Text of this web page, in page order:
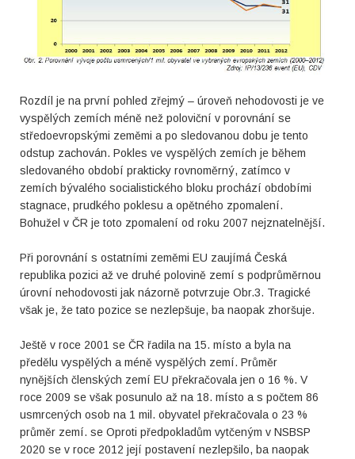
Rozdíl je na první pohled zřejmý – úroveň nehodovosti je ve
vyspělých zemích méně než poloviční v porovnání se
středoevropskými zeměmi a po sledovanou dobu je tento
odstup zachován. Pokles ve vyspělých zemích je během
sledovaného období prakticky rovnoměrný, zatímco v
zemích bývalého socialistického bloku prochází obdobími
stagnace, prudkého poklesu a opětného zpomalení.
Bohužel v ČR je toto zpomalení od roku 2007 nejznatelnější.
Při porovnání s ostatními zeměmi EU zaujímá Česká
republika pozici až ve druhé polovině zemí s podprůměrnou
úrovní nehodovosti jak názorně potvrzuje Obr.3. Tragické
však je, že tato pozice se nezlepšuje, ba naopak zhoršuje.
Ještě v roce 2001 se ČR řadila na 15. místo a byla na
předělu vyspělých a méně vyspělých zemí. Průměr
nynějších členských zemí EU překračovala jen o 16 %. V
roce 2009 se však posunulo až na 18. místo a s počtem 86
usmrcených osob na 1 mil. obyvatel překračovala o 23 %
průměr zemí. se Oproti předpokladům vytčeným v NSBSP
2020 se v roce 2012 její postavení nezlepšilo, ba naopak